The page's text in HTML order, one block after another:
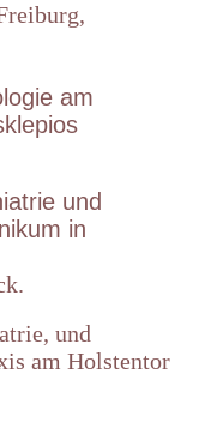
am
und
in
und
am Holstentor